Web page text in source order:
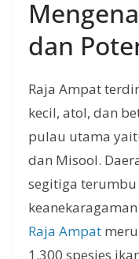
dan
Raja Ampat
kecil, atol, dan
pulau utama
dan Misool.
segitiga
Raja Ampat
1.300 spesies